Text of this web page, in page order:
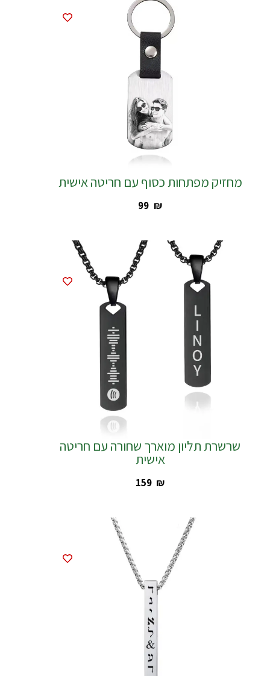
מחזיק מפתחות כסוף עם חריטה אישית
‎99 ₪
שרשרת תליון מוארך שחורה עם חריטה
אישית
‎159 ₪